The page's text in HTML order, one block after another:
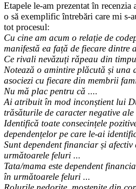
Etapele le-am prezentat în recenzia
o să exemplific întrebări care mi s-
tot procesul:
Cu cine am acum o relație de
manifestă ea față de fiecare dintre
Ce rivali nevăzuți răpeau din
Notează o amintire plăcută și una
asociezi cu fiecare din membrii
Nu mă plac pentru că ....
Ai atribuit în mod inconștient lui
trăsăturile de caracter negative
Identifică toate consecințele
dependențelor pe care le-ai
Sunt dependent financiar și
următoarele feluri ...
Tata/mama este dependent
în următoarele feluri ...